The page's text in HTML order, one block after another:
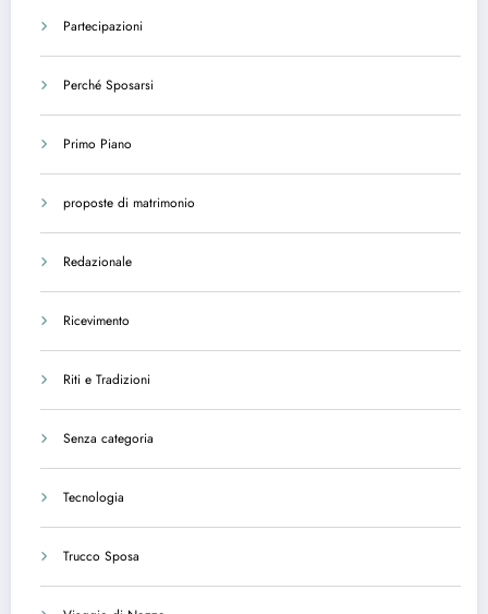
Partecipazioni
Perché Sposarsi
Primo Piano
proposte di matrimonio
Redazionale
Ricevimento
Riti e Tradizioni
Senza categoria
Tecnologia
Trucco Sposa